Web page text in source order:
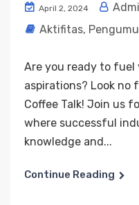
April 2, 2024
Aktifitas,
Are you ready to fuel
aspirations? Look no
Coffee Talk! Join us
where successful
knowledge and...
Continue Reading